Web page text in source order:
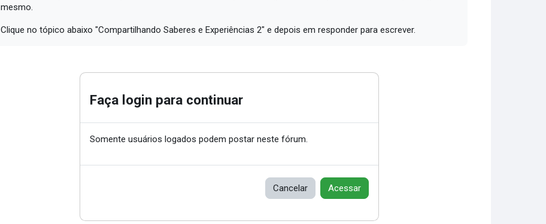
mesmo.
Clique no tópico abaixo "Compartilhando Saberes e Experiências 2" e depois em responder para escrever.
Faça login para continuar
Somente usuários logados podem postar neste fórum.
Cancelar Acessar